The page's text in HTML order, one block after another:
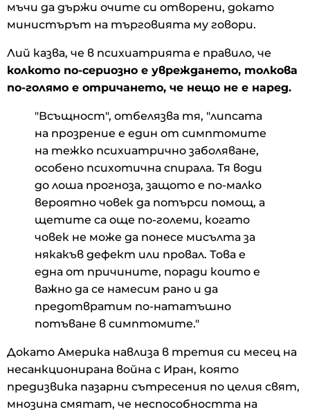
мъчи да държи очите си отворени, докато
министърът на търговията му говори.
Лий казва, че в психиатрията е правило, че
колкото по-сериозно е увреждането, толкова
по-голямо е отричането, че нещо не е наред.
"Всъщност", отбелязва тя, "липсата
на прозрение е един от симптомите
на тежко психиатрично заболяване,
особено психотична спирала. Тя води
до лоша прогноза, защото е по-малко
вероятно човек да потърси помощ, а
щетите са още по-големи, когато
човек не може да понесе мисълта за
някакъв дефект или провал. Това е
една от причините, поради които е
важно да се намесим рано и да
предотвратим по-нататъшно
потъване в симптомите."
Докато Америка навлиза в третия си месец на
несанкционирана война с Иран, която
предизвика пазарни сътресения по целия свят,
мнозина смятат, че неспособността на